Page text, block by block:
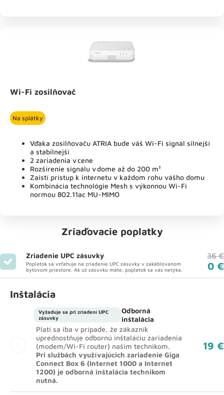
Wi-Fi zosilňovač
Na splátky
Vďaka zosilňovaču ATRIA bude váš Wi-Fi signál silnejší
a stabilnejší
2 zariadenia v cene
Rozšírenie signálu v dome až do 200 m²
Zaistí prístup k internetu v každom rohu vášho domu
Kombinácia technológie Mesh s výkonnou Wi-Fi
normou 802.11ac MU-MIMO
Zriaďovacie poplatky
Zriadenie UPC zásuvky
Poplatok sa vzťahuje na zriadenie UPC zásuvky v zakáblovanom
bytovom priestore. Ak už zásuvku máte, poplatok sa vás netýka.
36 €
0 €
Inštalácia
Vyžaduje sa pri zriadení UPC
zásuvky
Odborná
inštalácia
Platí sa iba v prípade, že zákazník
uprednostňuje odbornú inštaláciu zariadenia
(modem/Wi-Fi router) našim technikom.
Pri službách využívajúcich zariadenie Giga
Connect Box 6 (Internet 1000 a Internet
1200) je odborná inštalácia technikom
nutná.
19 €